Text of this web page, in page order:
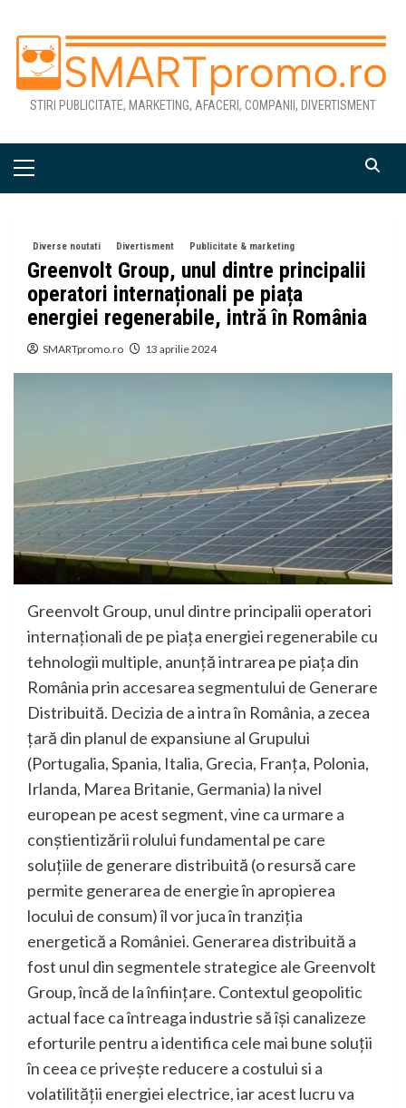
content
STIRI PUBLICITATE, MARKETING, AFACERI, COMPANII, DIVERTISMENT
Primary
Diverse noutati Divertisment Publicitate & marketing
Greenvolt Group, unul dintre principalii
operatori internaționali pe piața
energiei regenerabile, intră în România
SMARTpromo.ro 13 aprilie 2024
Greenvolt Group, unul dintre principalii operatori
internaționali de pe piața energiei regenerabile cu
tehnologii multiple, anunță intrarea pe piața din
România prin accesarea segmentului de Generare
Distribuită. Decizia de a intra în România, a zecea
țară din planul de expansiune al Grupului
(Portugalia, Spania, Italia, Grecia, Franța, Polonia,
Irlanda, Marea Britanie, Germania) la nivel
european pe acest segment, vine ca urmare a
conștientizării rolului fundamental pe care
soluțiile de generare distribuită (o resursă care
permite generarea de energie în apropierea
locului de consum) îl vor juca în tranziția
energetică a României. Generarea distribuită a
fost unul din segmentele strategice ale Greenvolt
Group, încă de la înființare. Contextul geopolitic
actual face ca întreaga industrie să își canalizeze
eforturile pentru a identifica cele mai bune soluții
în ceea ce privește reducere a costului si a
volatilității energiei electrice, iar acest lucru va